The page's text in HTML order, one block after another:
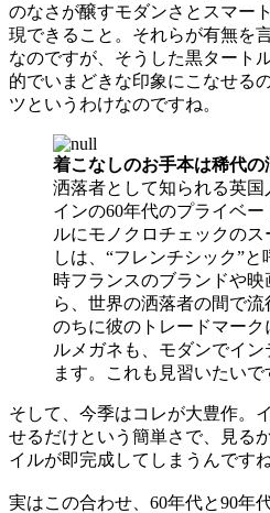
のなさが醸すモダンさとスマー
現できること。それらが有無を
なのですが、そうした黒タート
的でいまどきな印象にこなせる
ツというわけなのですね。
着こなしのお手本は稀代
洒落者として知られる英
インの60年代のプライベ
ルにモノクロチェックの
しは、“フレンチシック”
時フランスのブランドや
ら、世界の洒落者の間で流
のちに彼のトレードマー
ルメガネも、モダンでイ
ます。これも見習いたいで
そして、今季はコレが大豊作。
せるだけという簡単さで、見る
イルが即完成してしまうんですね
実はこの合わせ、60年代と90年